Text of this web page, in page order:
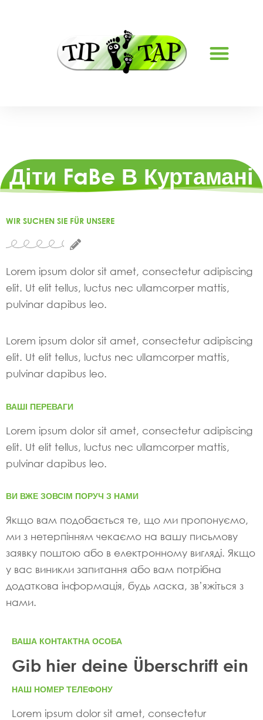
Діти FaBe В Куртамані
WIR SUCHEN SIE FÜR UNSERE
Lorem ipsum dolor sit amet, consectetur adipiscing
elit. Ut elit tellus, luctus nec ullamcorper mattis,
pulvinar dapibus leo.
Lorem ipsum dolor sit amet, consectetur adipiscing
elit. Ut elit tellus, luctus nec ullamcorper mattis,
pulvinar dapibus leo.
ВАШІ ПЕРЕВАГИ
Lorem ipsum dolor sit amet, consectetur adipiscing
elit. Ut elit tellus, luctus nec ullamcorper mattis,
pulvinar dapibus leo.
ВИ ВЖЕ ЗОВСІМ ПОРУЧ З НАМИ
Якщо вам подобається те, що ми пропонуємо,
ми з нетерпінням чекаємо на вашу письмову
заявку поштою або в електронному вигляді. Якщо
у вас виникли запитання або вам потрібна
додаткова інформація, будь ласка, зв’яжіться з
нами.
ВАША КОНТАКТНА ОСОБА
Gib hier deine Überschrift ein
НАШ НОМЕР ТЕЛЕФОНУ
Lorem ipsum dolor sit amet, consectetur